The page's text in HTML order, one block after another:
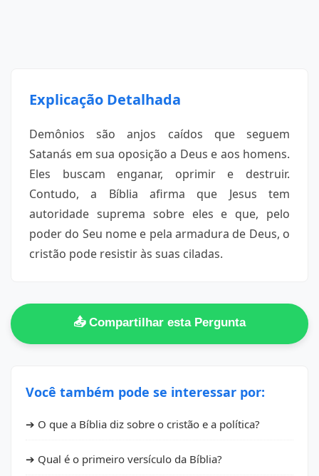
Explicação Detalhada
Demônios são anjos caídos que seguem
Satanás em sua oposição a Deus e aos homens.
Eles buscam enganar, oprimir e destruir.
Contudo, a Bíblia afirma que Jesus tem
autoridade suprema sobre eles e que, pelo
poder do Seu nome e pela armadura de Deus, o
cristão pode resistir às suas ciladas.
📤 Compartilhar esta Pergunta
Você também pode se interessar por:
➔ O que a Bíblia diz sobre o cristão e a política?
➔ Qual é o primeiro versículo da Bíblia?